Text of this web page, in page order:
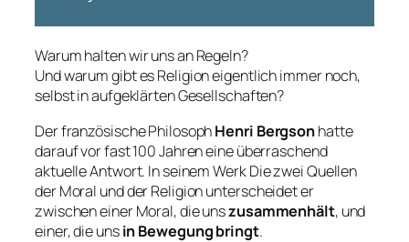
Warum halten wir uns an Regeln?
Und warum gibt es Religion eigentlich immer noch,
selbst in aufgeklärten Gesellschaften?
Der französische PhilosophHenri Bergsonhatte
darauf vor fast 100 Jahren eine überraschend
aktuelle Antwort. In seinem WerkDie zwei Quellen
der Moral und der Religionunterscheidet er
zwischen einer Moral, die unszusammenhält, und
einer, die unsin Bewegung bringt.